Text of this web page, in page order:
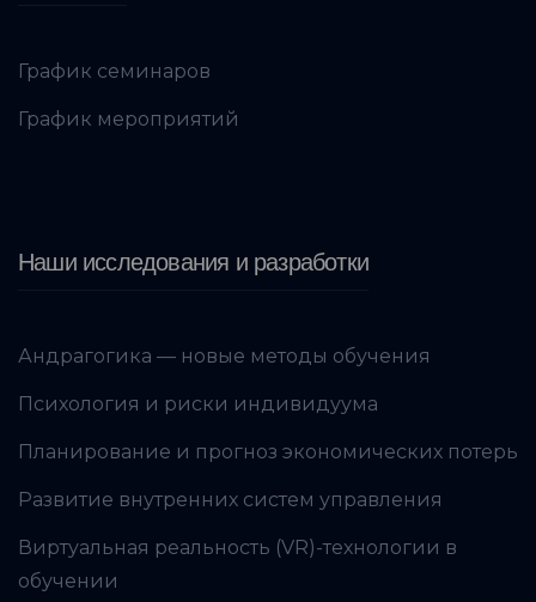
График семинаров
График мероприятий
Наши исследования и разработки
Андрагогика — новые методы обучения
Психология и риски индивидуума
Планирование и прогноз экономических потерь
Развитие внутренних систем управления
Виртуальная реальность (VR)-технологии в
обучении